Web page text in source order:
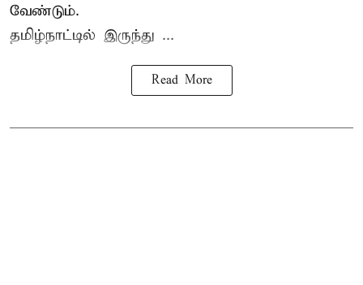
வேண்டும்.
தமிழ்நாட்டில் இருந்து ...
Read More